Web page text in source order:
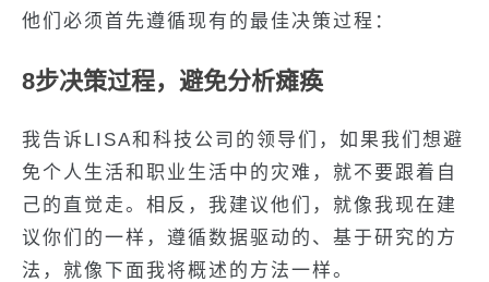
他们必须首先遵循现有的最佳决策过程：
8步决策过程，避免分析瘫痪
我告诉LISA和科技公司的领导们，如果我们想避
免个人生活和职业生活中的灾难，就不要跟着自
己的直觉走。相反，我建议他们，就像我现在建
议你们的一样，遵循数据驱动的、基于研究的方
法，就像下面我将概述的方法一样。